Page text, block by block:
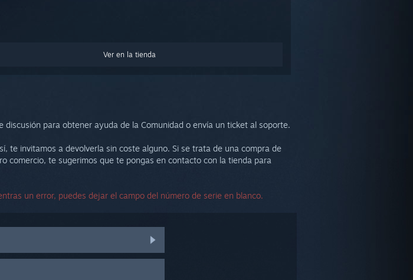
Ver en la tienda
para obtener ayuda de la Comunidad o envía un ticket al soporte.
te invitamos a devolverla sin coste alguno. Si se trata de una compra de
comercio, te sugerimos que te pongas en contacto con la tienda para
un error, puedes dejar el campo del número de serie en blanco.